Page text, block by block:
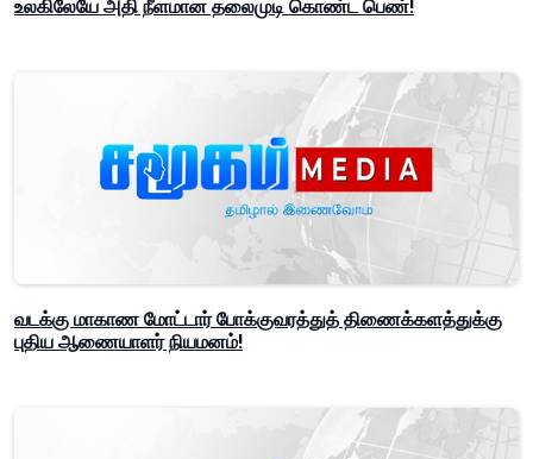
உலகிலேயே அதி நீளமான தலைமுடி கொண்ட பெண்!
வடக்கு மாகாண மோட்டார் போக்குவரத்துத் திணைக்களத்துக்கு
புதிய ஆணையாளர் நியமனம்!